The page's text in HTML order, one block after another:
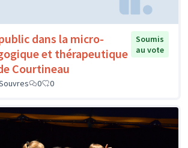
dans la micro-
et thérapeutique
Courtineau
Soumis
au vote
0 0